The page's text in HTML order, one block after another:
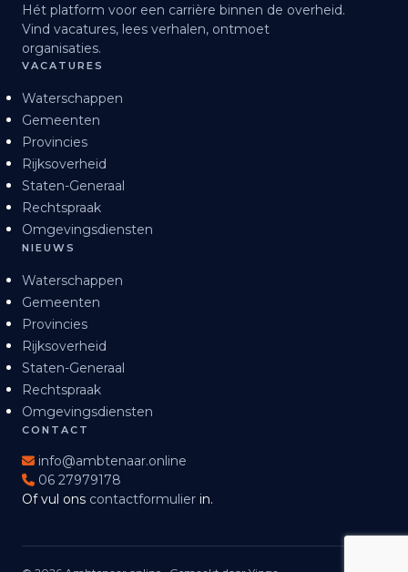
Hét platform voor een carrière binnen de overheid.
Vind vacatures, lees verhalen, ontmoet
organisaties.
VACATURES
Waterschappen
Gemeenten
Provincies
Rijksoverheid
Staten-Generaal
Rechtspraak
Omgevingsdiensten
NIEUWS
Waterschappen
Gemeenten
Provincies
Rijksoverheid
Staten-Generaal
Rechtspraak
Omgevingsdiensten
CONTACT
info@ambtenaar.online
06 27979178
Of vul ons contactformulier in.